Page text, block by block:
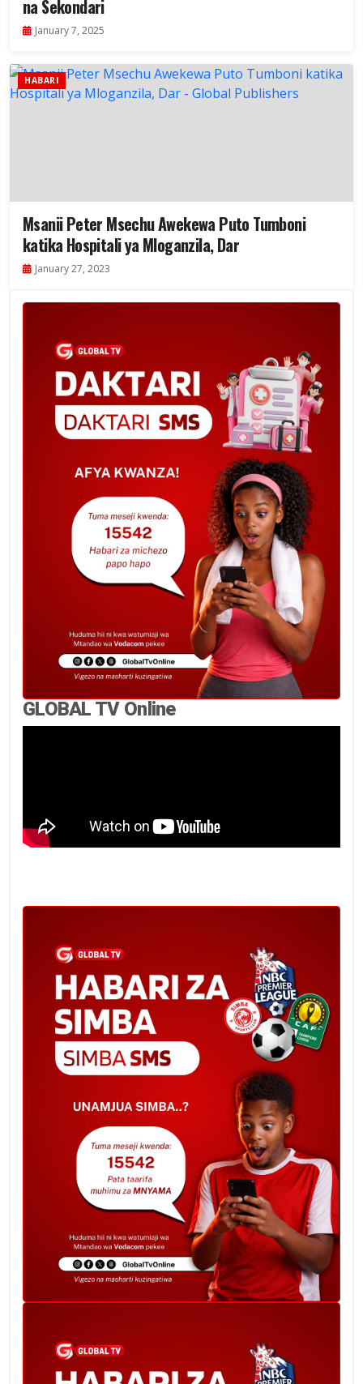
na Sekondari
January 7, 2025
HABARI
Msanii Peter Msechu Awekewa Puto Tumboni
katika Hospitali ya Mloganzila, Dar
January 27, 2023
GLOBAL TV Online